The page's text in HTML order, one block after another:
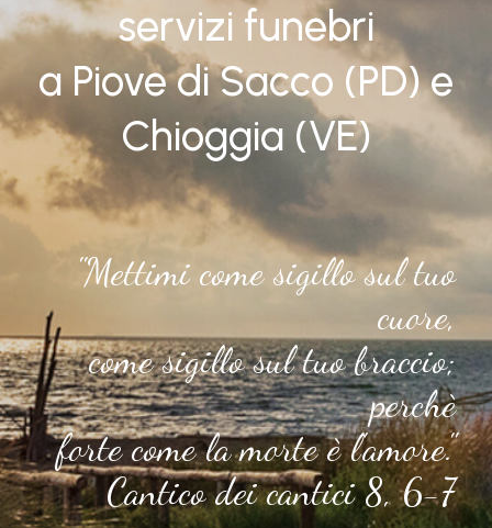
servizi funebri
a Piove di Sacco (PD) e
Chioggia (VE)
"Mettimi come sigillo sul tuo
cuore,
come sigillo sul tuo braccio;
perchè
forte come la morte è l'amore."
Cantico dei cantici 8, 6-7